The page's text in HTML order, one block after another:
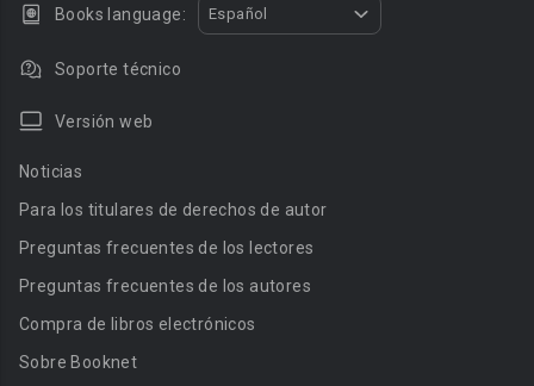
Books language: Español
Soporte técnico
Versión web
Noticias
Para los titulares de derechos de autor
Preguntas frecuentes de los lectores
Preguntas frecuentes de los autores
Compra de libros electrónicos
Sobre Booknet